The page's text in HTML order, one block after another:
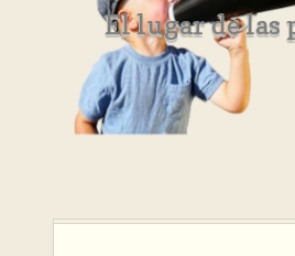
El lugar de las